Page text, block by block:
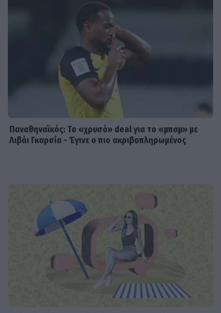
Παναθηναϊκός: Το «χρυσό» deal για το «μπαμ» με
Λιβάι Γκαρσία - Έγινε ο πιο ακριβοπληρωμένος